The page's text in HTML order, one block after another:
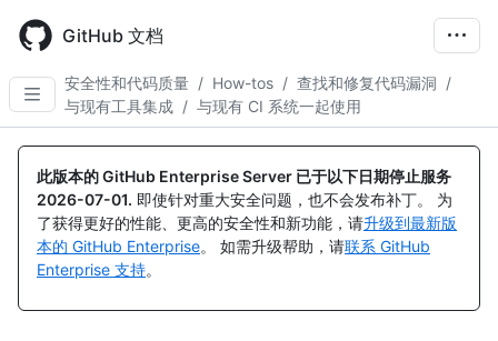
main
content
GitHub 文档
安全性和代码质量 / How-tos / 查找和修复代码漏洞 /
与现有工具集成 / 与现有 CI 系统一起使用
此版本的 GitHub Enterprise Server 已于以下日期停止服务
2026-07-01. 即使针对重大安全问题，也不会发布补丁。 为
了获得更好的性能、更高的安全性和新功能，请升级到最新版
本的 GitHub Enterprise。 如需升级帮助，请联系 GitHub
Enterprise 支持。